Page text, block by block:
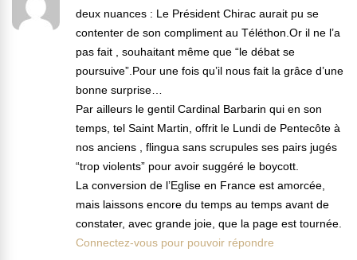
deux nuances : Le Président Chirac aurait pu se
contenter de son compliment au Téléthon.Or il ne l’a
pas fait , souhaitant même que “le débat se
poursuive”.Pour une fois qu’il nous fait la grâce d’une
bonne surprise…
Par ailleurs le gentil Cardinal Barbarin qui en son
temps, tel Saint Martin, offrit le Lundi de Pentecôte à
nos anciens , flingua sans scrupules ses pairs jugés
“trop violents” pour avoir suggéré le boycott.
La conversion de l’Eglise en France est amorcée,
mais laissons encore du temps au temps avant de
constater, avec grande joie, que la page est tournée.
Connectez-vous pour pouvoir répondre